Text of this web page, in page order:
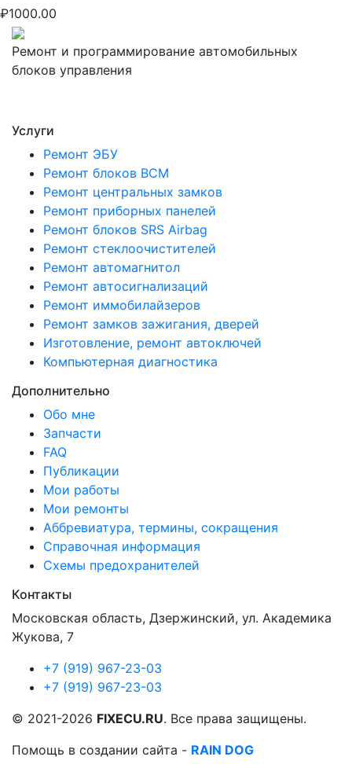
₽1000.00
Ремонт и программирование автомобильных
блоков управления
Услуги
Ремонт ЭБУ
Ремонт блоков BCМ
Ремонт центральных замков
Ремонт приборных панелей
Ремонт блоков SRS Airbag
Ремонт стеклоочистителей
Ремонт автомагнитол
Ремонт автосигнализаций
Ремонт иммобилайзеров
Ремонт замков зажигания, дверей
Изготовление, ремонт автоключей
Компьютерная диагностика
Дополнительно
Обо мне
Запчасти
FAQ
Публикации
Мои работы
Мои ремонты
Аббревиатура, термины, сокращения
Справочная информация
Схемы предохранителей
Контакты
Московская область, Дзержинский, ул. Академика
Жукова, 7
+7 (919) 967-23-03
+7 (919) 967-23-03
© 2021-2026 FIXECU.RU. Все права защищены.
Помощь в создании сайта - RAIN DOG